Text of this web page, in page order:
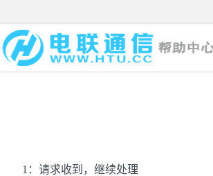
1 ：请求收到，继续处理